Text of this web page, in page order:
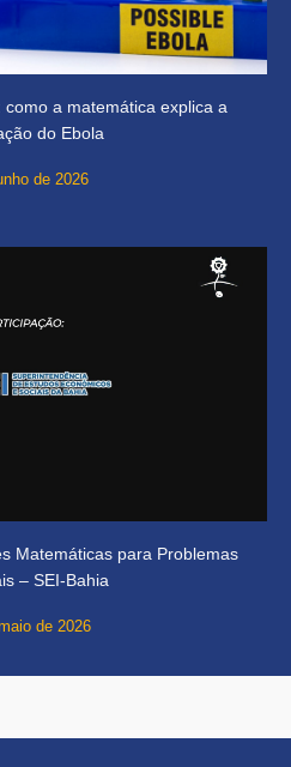
a matemática explica a
do Ebola
de 2026
Matemáticas para Problemas
– SEI-Bahia
de 2026